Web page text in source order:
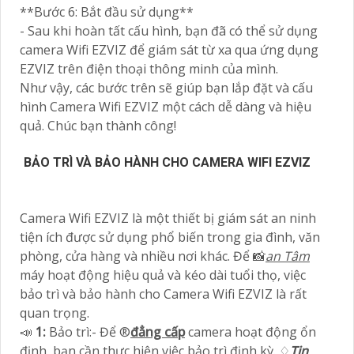
**Bước 6: Bắt đầu sử dụng**
- Sau khi hoàn tất cấu hình, bạn đã có thể sử dụng
camera Wifi EZVIZ để giám sát từ xa qua ứng dụng
EZVIZ trên điện thoại thông minh của mình.
Như vậy, các bước trên sẽ giúp bạn lắp đặt và cấu
hình Camera Wifi EZVIZ một cách dễ dàng và hiệu
quả. Chúc bạn thành công!
BẢO TRÌ VÀ BẢO HÀNH CHO CAMERA WIFI EZVIZ
Camera Wifi EZVIZ là một thiết bị giám sát an ninh
tiện ích được sử dụng phổ biến trong gia đình, văn
phòng, cửa hàng và nhiều nơi khác. Để 📸an Tâm
máy hoạt động hiệu quả và kéo dài tuổi thọ, việc
bảo trì và bảo hành cho Camera Wifi EZVIZ là rất
quan trọng.
📣 1: Bảo trì:- Để ®️đẳng cấpcamera hoạt động ổn